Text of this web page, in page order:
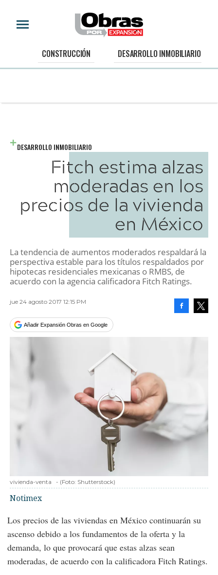
CONSTRUCCIÓN DESARROLLO INMOBILIARIO
DESARROLLO INMOBILIARIO
Fitch estima alzas
moderadas en los
precios de la vivienda
en México
La tendencia de aumentos moderados respaldará la
perspectiva estable para los títulos respaldados por
hipotecas residenciales mexicanas o RMBS, de
acuerdo con la agencia calificadora Fitch Ratings.
jue 24 agosto 2017 12:15 PM
Añadir Expansión Obras en Google
vivienda-venta - (Foto: Shutterstock)
Notimex
Los precios de las viviendas en México continuarán su
ascenso debido a los fundamentos de la oferta y la
demanda, lo que provocará que estas alzas sean
moderadas, de acuerdo con la calificadora Fitch Ratings.